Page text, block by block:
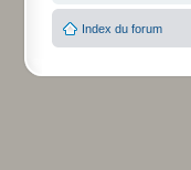
Index du forum